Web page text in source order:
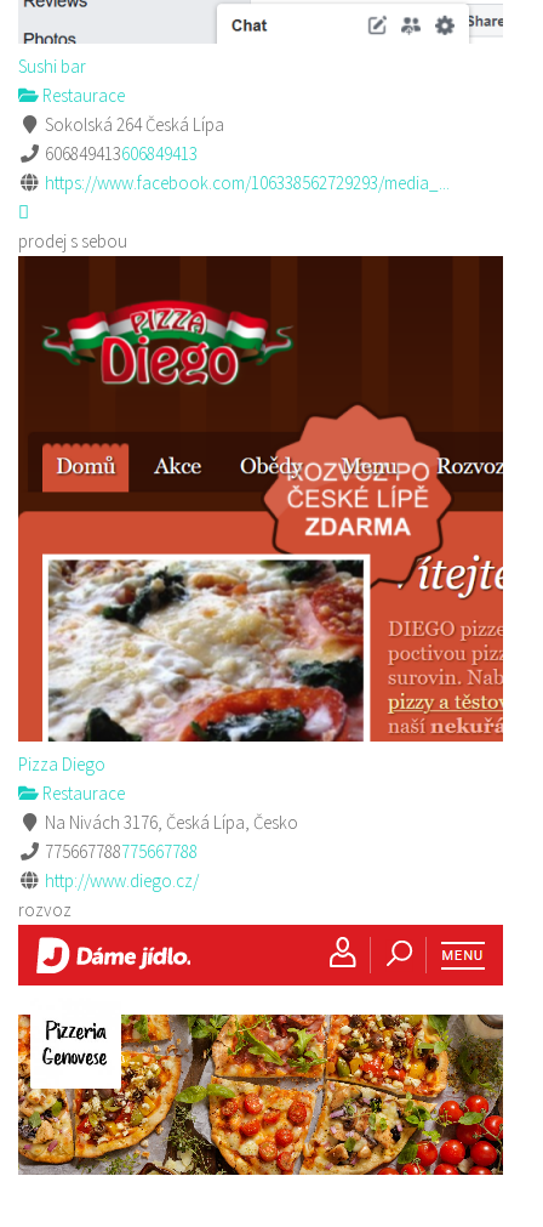
Sushi bar
Restaurace
Sokolská 264 Česká Lípa
606849413606849413
https://www.facebook.com/106338562729293/media_...
prodej s sebou
Pizza Diego
Restaurace
Na Nivách 3176, Česká Lípa, Česko
775667788775667788
http://www.diego.cz/
rozvoz